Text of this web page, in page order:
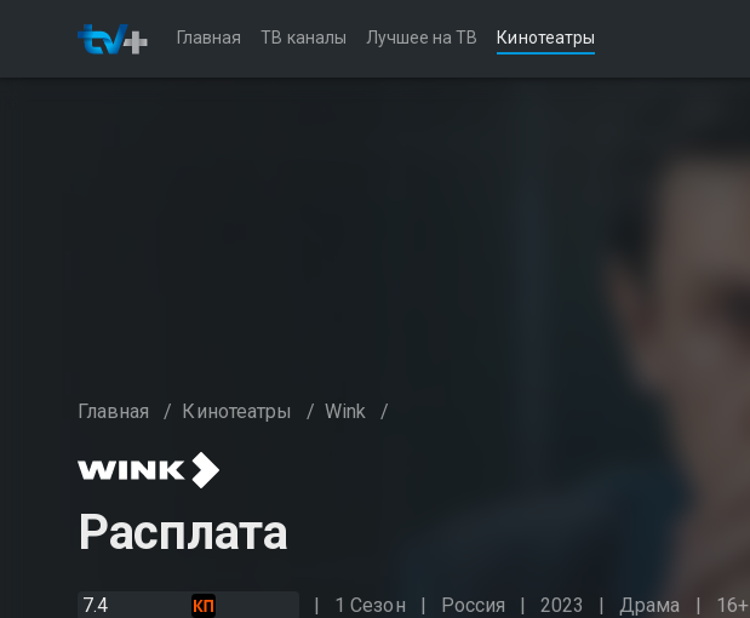
Главная ТВ каналы Лучшее на ТВ Кинотеатры
Главная / Кинотеатры / Wink /
Расплата
7.4 1 Сезон Россия 2023 Драма 16+